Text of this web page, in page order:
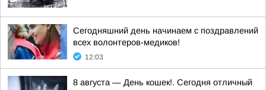
Сегодняшний день начинаем с поздравлений
всех волонтеров-медиков!
12:03
8 августа — День кошек!. Сегодня отличный